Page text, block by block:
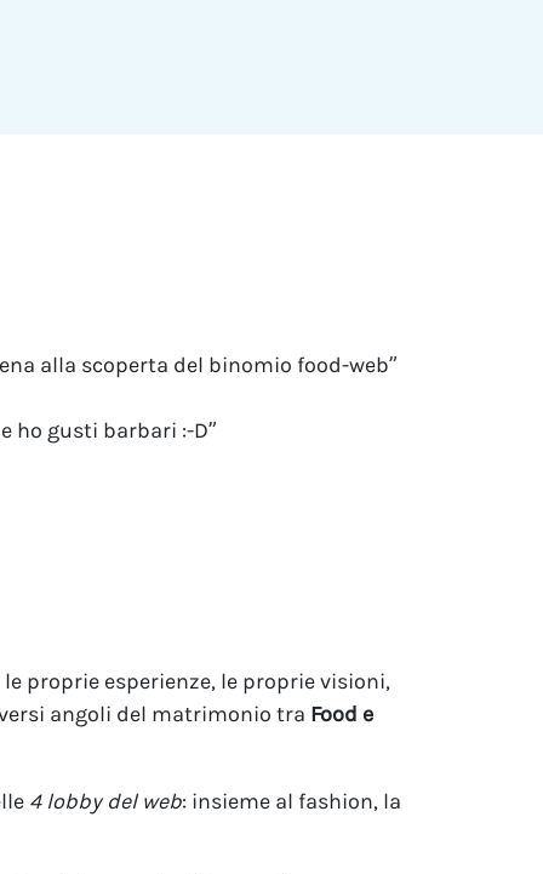
alla scoperta del binomio food-web”
ho gusti barbari :-D”
proprie esperienze, le proprie visioni,
angoli del matrimonio tra Food e
4 lobby del web: insieme al fashion, la